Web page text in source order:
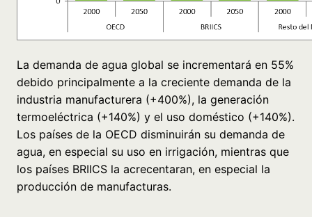
La demanda de agua global se incrementará en 55%
debido principalmente a la creciente demanda de la
industria manufacturera (+400%), la generación
termoeléctrica (+140%) y el uso doméstico (+140%).
Los países de la OECD disminuirán su demanda de
agua, en especial su uso en irrigación, mientras que
los países BRIICS la acrecentaran, en especial la
producción de manufacturas.